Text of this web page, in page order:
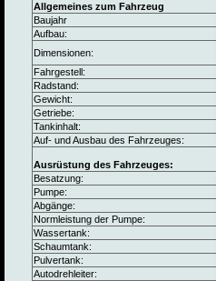
Allgemeines zum Fahrzeug
Baujahr
Aufbau:
Dimensionen:
Fahrgestell:
Radstand:
Gewicht:
Getriebe:
Tankinhalt:
Auf- und Ausbau des Fahrzeuges:
Ausrüstung des Fahrzeuges:
Besatzung:
Pumpe:
Abgänge:
Normleistung der Pumpe:
Wassertank:
Schaumtank:
Pulvertank:
Autodrehleiter: